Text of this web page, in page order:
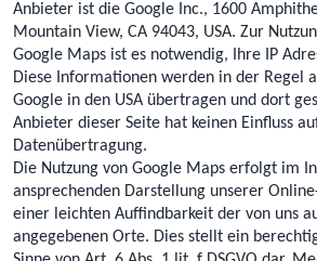
Anbieter ist die Google Inc., 1600
Mountain View, CA 94043, USA. Zur
Google Maps ist es notwendig, Ihre IP
Diese Informationen werden in der Regel
Google in den USA übertragen und dort
Anbieter dieser Seite hat keinen Einfluss
Datenübertragung.
Die Nutzung von Google Maps erfolgt im
ansprechenden Darstellung unserer
einer leichten Auffindbarkeit der von uns
angegebenen Orte. Dies stellt ein